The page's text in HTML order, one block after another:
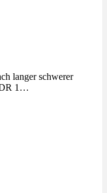
langer schwerer
1…